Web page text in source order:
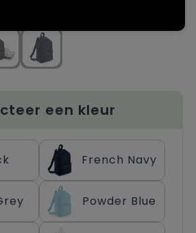
een kleur
French Navy
Powder Blue